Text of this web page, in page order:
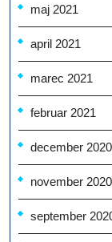
maj 2021
april 2021
marec 2021
februar 2021
december 2020
november 2020
september